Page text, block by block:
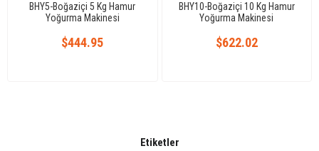
BHY5-Boğaziçi 5 Kg Hamur
Yoğurma Makinesi
$444.95
BHY10-Boğaziçi 10 Kg Hamur
Yoğurma Makinesi
$622.02
Etiketler